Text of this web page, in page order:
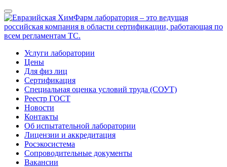
Услуги лаборатории
Цены
Для физ лиц
Сертификация
Специальная оценка условий труда (СОУТ)
Реестр ГОСТ
Новости
Контакты
Об испытательной лаборатории
Лицензии и аккредитация
Росэкосистема
Сопроводительные документы
Вакансии